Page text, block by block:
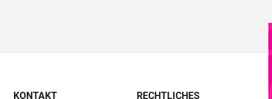
KONTAKT RECHTLICHES